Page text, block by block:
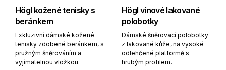
Högl kožené tenisky s
beránkem
Exkluzivní dámské kožené
tenisky zdobené beránkem, s
pružným šněrováním a
vyjímatelnou vložkou.
Högl vínové lakované
polobotky
Dámské šněrovací polobotky
z lakované kůže, na vysoké
odlehčené platformě s
hrubým profilem.